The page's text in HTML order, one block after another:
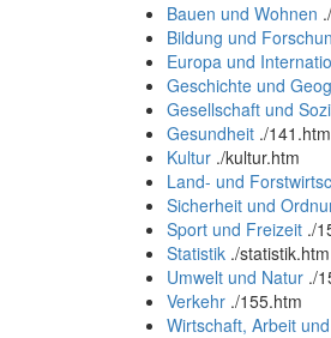
Bauen und Wohnen .
Bildung und
Europa und
Geschichte und
Gesellschaft und
Gesundheit ./141.htm
Kultur ./kultur.htm
Land- und
Sicherheit und
Sport und Freizeit ./
Statistik ./statistik.htm
Umwelt und Natur ./
Verkehr ./155.htm
Wirtschaft, Arbeit